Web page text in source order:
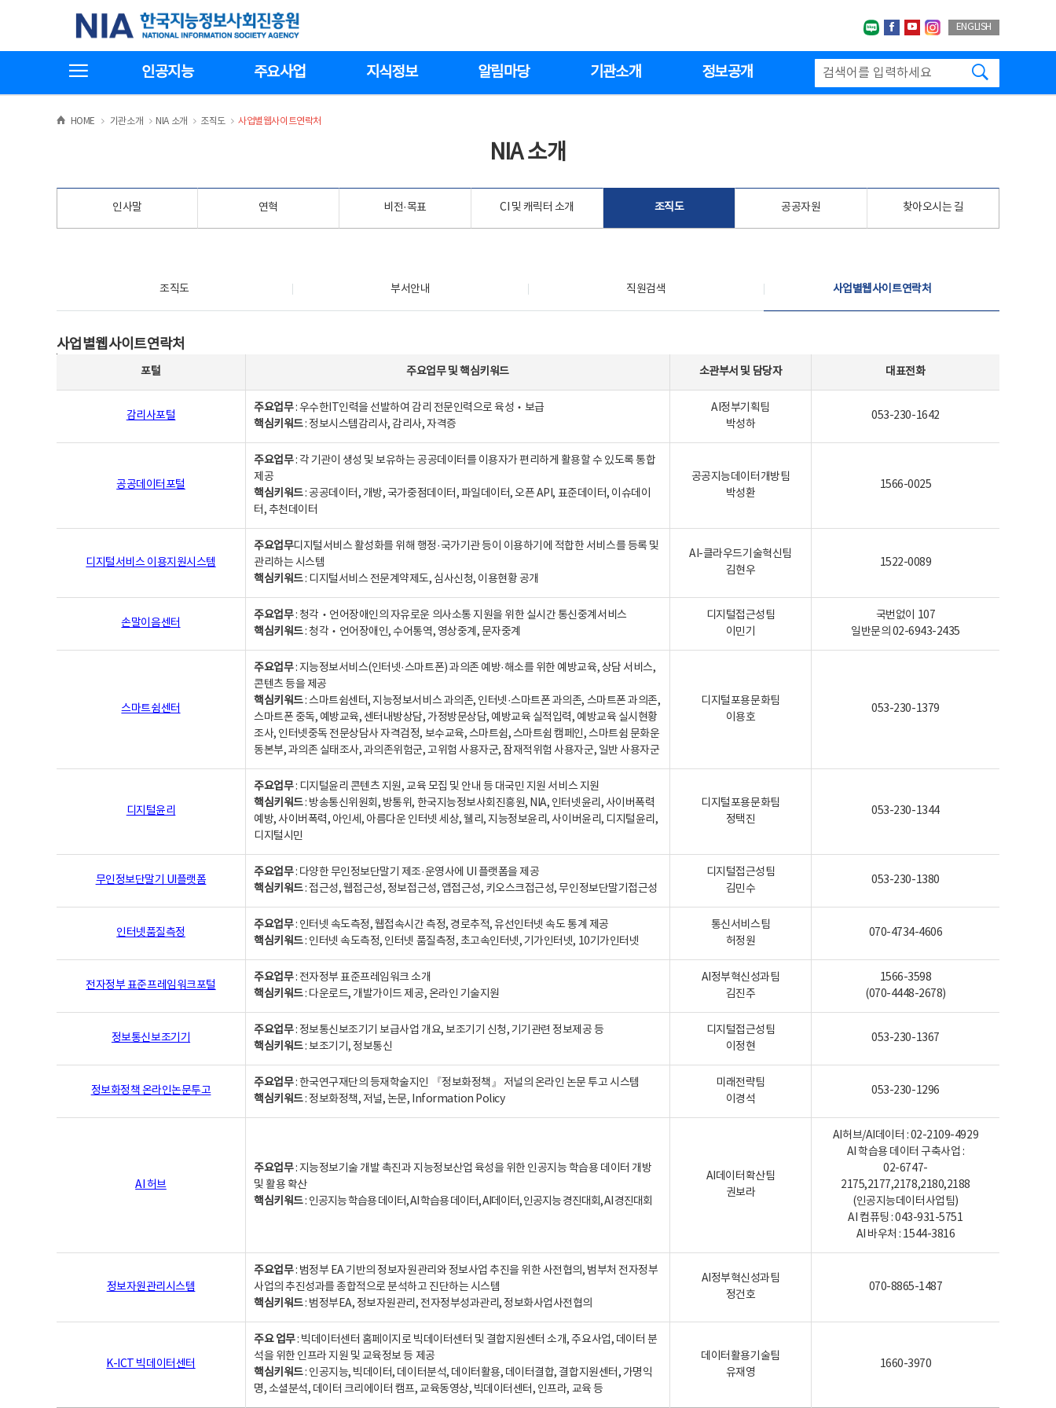
기
한국지능정보사회진흥원
네이버블로그
페이스북
유투브인스타그랩
ENGLISH
인공지능 주요사업 지식정보 알림마당 기관소개 정보공개
HOME >
기관소개 >NIA 소개 >
조직도 >
사업별웹사이트연락처
NIA 소개
인사말 연혁 비전·목표 CI 및 캐릭터 소개 조직도 공공자원 찾아오시는 길
조직도 부서안내 직원검색 사업별웹사이트연락처
사업별웹사이트연락처
포털 주요업무및핵심키워드 소관부서 및 담당자 대표전화
감리사포털
주요업무: 우수한IT인력을 선발하여 감리 전문인력으로 육성‧보급
핵심키워드: 정보시스템감리사, 감리사, 자격증
AI정부기획팀
박성하
053-230-1642
공공데이터포털
주요업무: 각 기관이 생성 및 보유하는 공공데이터를 이용자가 편리하게 활용할 수 있도록 통합
제공
핵심키워드: 공공데이터, 개방, 국가중점데이터, 파일데이터, 오픈 API, 표준데이터, 이슈데이
터, 추천데이터
공공지능데이터개방팀
박성환
1566-0025
디지털서비스 이용지원시스템
주요업무디지털서비스 활성화를 위해 행정·국가기관 등이 이용하기에 적합한 서비스를 등록 및
관리하는 시스템
핵심키워드: 디지털서비스 전문계약제도, 심사신청, 이용현황 공개
AI-클라우드기술혁신팀
김현우
1522-0089
손말이음센터
주요업무: 청각‧언어장애인의 자유로운 의사소통 지원을 위한 실시간 통신중계서비스
핵심키워드: 청각‧언어장애인, 수어통역, 영상중계, 문자중계
디지털접근성팀
이민기
국번없이 107
일반문의 02-6943-2435
스마트쉼센터
주요업무: 지능정보서비스(인터넷·스마트폰) 과의존 예방·해소를 위한 예방교육, 상담 서비스,
콘텐츠 등을 제공
핵심키워드: 스마트쉼센터, 지능정보서비스 과의존, 인터넷·스마트폰 과의존, 스마트폰 과의존,
스마트폰 중독, 예방교육, 센터내방상담, 가정방문상담, 예방교육 실적입력, 예방교육 실시현황
조사, 인터넷중독 전문상담사 자격검정, 보수교육, 스마트쉼, 스마트쉼 캠페인, 스마트쉼 문화운
동본부, 과의존 실태조사, 과의존위험군, 고위험 사용자군, 잠재적위험 사용자군, 일반 사용자군
디지털포용문화팀
이용호
053-230-1379
디지털윤리
주요업무: 디지털윤리 콘텐츠 지원, 교육 모집 및 안내 등 대국민 지원 서비스 지원
핵심키워드: 방송통신위원회, 방통위, 한국지능정보사회진흥원, NIA, 인터넷윤리, 사이버폭력
예방, 사이버폭력, 아인세, 아름다운 인터넷 세상, 웰리, 지능정보윤리, 사이버윤리, 디지털윤리,
디지털시민
디지털포용문화팀
정택진
053-230-1344
무인정보단말기 UI플랫폼
주요업무: 다양한 무인정보단말기 제조·운영사에 UI 플랫폼을 제공
핵심키워드: 접근성, 웹접근성, 정보접근성, 앱접근성, 키오스크접근성, 무인정보단말기접근성
디지털접근성팀
김민수
053-230-1380
인터넷품질측정
주요업무: 인터넷 속도측정, 웹접속시간 측정, 경로추적, 유선인터넷 속도 통계 제공
핵심키워드: 인터넷 속도측정, 인터넷 품질측정, 초고속인터넷, 기가인터넷, 10기가인터넷
통신서비스팀
허정원
070-4734-4606
전자정부 표준프레임워크포털
주요업무: 전자정부 표준프레임워크 소개
핵심키워드: 다운로드, 개발가이드 제공, 온라인 기술지원
AI정부혁신성과팀
김진주
1566-3598
(070-4448-2678)
정보통신보조기기
주요업무: 정보통신보조기기 보급사업 개요, 보조기기 신청, 기기관련 정보제공 등
핵심키워드: 보조기기, 정보통신
디지털접근성팀
이정현
053-230-1367
정보화정책 온라인논문투고
주요업무: 한국연구재단의 등재학술지인 『정보화정책』 저널의 온라인 논문 투고 시스템
핵심키워드: 정보화정책, 저널, 논문, Information Policy
미래전략팀
이경석
053-230-1296
AI 허브
주요업무: 지능정보기술 개발 촉진과 지능정보산업 육성을 위한 인공지능 학습용 데이터 개방
및 활용 확산
핵심키워드: 인공지능 학습용 데이터, AI 학습용 데이터, AI데이터, 인공지능 경진대회, AI 경진대회
AI데이터확산팀
권보라
AI허브/AI데이터 : 02-2109-4929
AI 학습용 데이터 구축사업 :
02-6747-
2175,2177,2178,2180,2188
(인공지능데이터사업팀)
AI 컴퓨팅 : 043-931-5751
AI 바우처 : 1544-3816
정보자원관리시스템
주요업무: 범정부 EA 기반의 정보자원관리와 정보사업 추진을 위한 사전협의, 범부처 전자정부
사업의 추진성과를 종합적으로 분석하고 진단하는 시스템
핵심키워드: 범정부EA, 정보자원관리, 전자정부성과관리, 정보화사업사전협의
AI정부혁신성과팀
정건호
070-8865-1487
K-ICT 빅데이터센터
주요 업무: 빅데이터센터 홈페이지로 빅데이터센터 및 결합지원센터 소개, 주요사업, 데이터 분
석을 위한 인프라 지원 및 교육정보 등 제공
핵심키워드: 인공지능, 빅데이터, 데이터분석, 데이터활용, 데이터결합, 결합지원센터, 가명익
명, 소셜분석, 데이터 크리에이터 캠프, 교육동영상, 빅데이터센터, 인프라, 교육 등
데이터활용기술팀
유재영
1660-3970